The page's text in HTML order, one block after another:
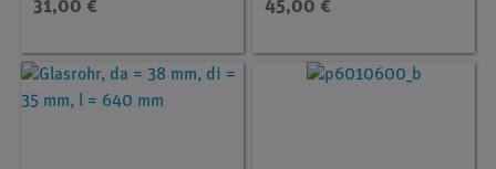
31,00 € 45,00 €